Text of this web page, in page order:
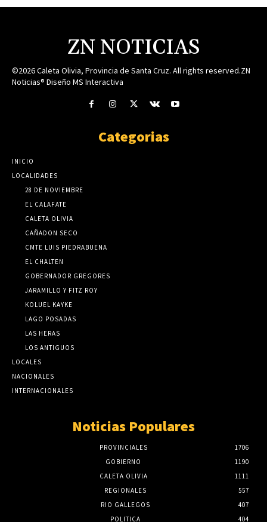
ZN NOTICIAS
©2026 Caleta Olivia, Provincia de Santa Cruz. All rights reserved.ZN
Noticias® Diseño MS Interactiva
Categorias
INICIO
LOCALIDADES
28 DE NOVIEMBRE
EL CALAFATE
CALETA OLIVIA
CAÑADON SECO
CMTE LUIS PIEDRABUENA
EL CHALTEN
GOBERNADOR GREGORES
JARAMILLO Y FITZ ROY
KOLUEL KAYKE
LAGO POSADAS
LAS HERAS
LOS ANTIGUOS
LOCALES
NACIONALES
INTERNACIONALES
Noticias Populares
PROVINCIALES
1706
GOBIERNO
1190
CALETA OLIVIA
1111
REGIONALES
557
RIO GALLEGOS
407
POLITICA
404